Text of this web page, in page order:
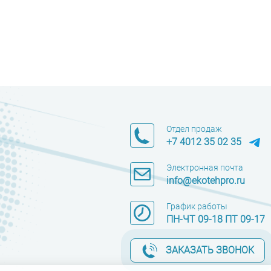
Отдел продаж
+7 4012 35 02 35
Электронная почта
info@ekotehpro.ru
График работы
ПН-ЧТ 09-18 ПТ 09-17
ЗАКАЗАТЬ ЗВОНОК